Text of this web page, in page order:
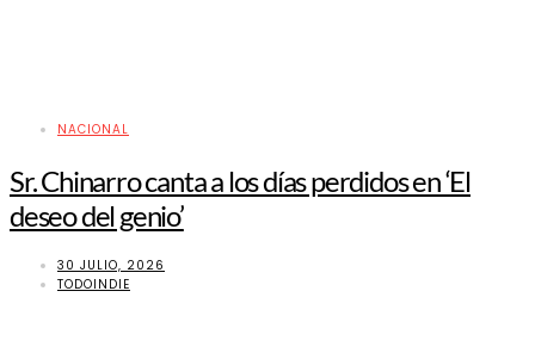
NACIONAL
Sr. Chinarro canta a los días perdidos en ‘El
deseo del genio’
30 JULIO, 2026
TODOINDIE